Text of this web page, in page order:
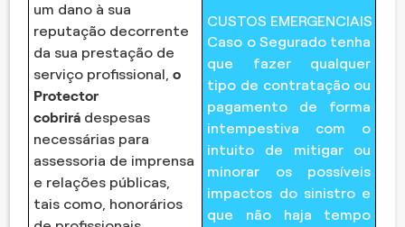
um dano à sua
reputação decorrente
da sua prestação de
serviço profissional,o
Protector
cobrirá despesas
necessárias para
assessoria de imprensa
e relações públicas,
tais como, honorários
CUSTOS EMERGENCIAIS
Caso o Segurado tenha
que fazer qualquer
tipo de contratação ou
pagamento de forma
intempestiva com o
intuito de mitigar ou
minorar os possíveis
impactos do sinistro e
que não haja tempo